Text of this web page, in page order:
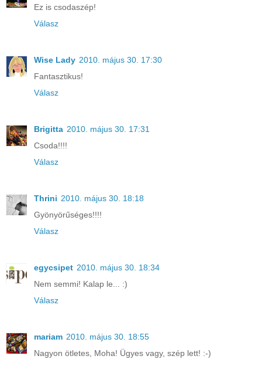
Ez is csodaszép!
Válasz
Wise Lady 2010. május 30. 17:30
Fantasztikus!
Válasz
Brigitta 2010. május 30. 17:31
Csoda!!!!
Válasz
Thrini 2010. május 30. 18:18
Gyönyörűséges!!!!
Válasz
egycsipet 2010. május 30. 18:34
Nem semmi! Kalap le... :)
Válasz
mariam 2010. május 30. 18:55
Nagyon ötletes, Moha! Ügyes vagy, szép lett! :-)